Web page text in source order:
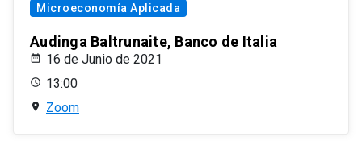
Microeconomía Aplicada
Audinga Baltrunaite, Banco de Italia
16 de Junio de 2021
13:00
Zoom